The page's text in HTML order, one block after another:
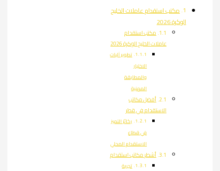
مكتب استقدام عاملات الخليج
الوكرة 2026
مكتب استقدام
عاملات الخليج الوكرة 2026
تطوير آليات
الاختيار
والمطابقة
المهنية
أفضل مكاتب
الاستقدام في قطر
ركائز التميز
في قطاع
الاستقدام المحلي
أشطر مكاتب استقدام
تجربة